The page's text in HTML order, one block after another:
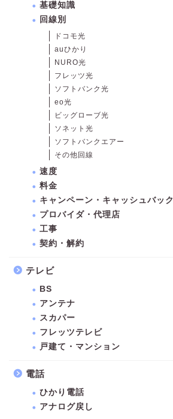
基礎知識
回線別
ドコモ光
auひかり
NURO光
フレッツ光
ソフトバンク光
eo光
ビッグローブ光
ソネット光
ソフトバンクエアー
その他回線
速度
料金
キャンペーン・キャッシュバック
プロバイダ・代理店
工事
契約・解約
テレビ
BS
アンテナ
スカパー
フレッツテレビ
戸建て・マンション
電話
ひかり電話
アナログ戻し